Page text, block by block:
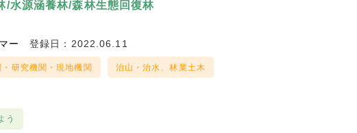
/水源涵養林/森林生態回復林
ー 登録日：2022.06.11
・研究機関・現地機関 治山・治水、林業土木
う